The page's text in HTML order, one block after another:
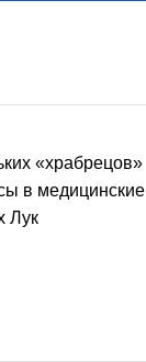
«храбрецов»
в медицинские
Лук